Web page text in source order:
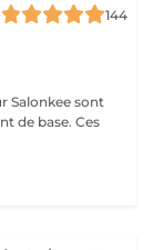
144
Salonkee sont
de base. Ces